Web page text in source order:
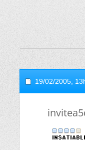
19/02/2005,